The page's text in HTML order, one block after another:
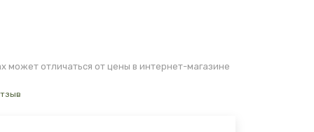
может отличаться от цены в интернет-магазине